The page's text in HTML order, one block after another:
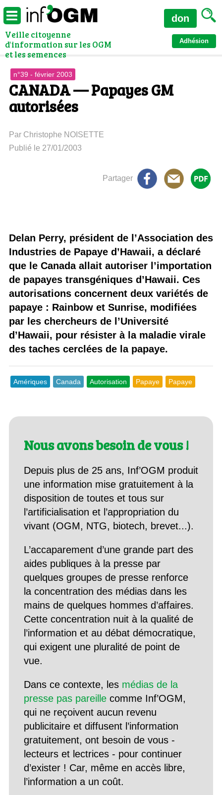
Veille citoyenne
d'information sur les OGM
et les semences
Adhésion
don
n°39 - février 2003
CANADA — Papayes GM
autorisées
Par Christophe NOISETTE
Publié le 27/01/2003
Partager
Delan Perry, président de l’Association des
Industries de Papaye d’Hawaii, a déclaré
que le Canada allait autoriser l’importation
de papayes transgéniques d’Hawaii. Ces
autorisations concernent deux variétés de
papaye : Rainbow et Sunrise, modifiées
par les chercheurs de l’Université
d’Hawaii, pour résister à la maladie virale
des taches cerclées de la papaye.
Amériques Canada Autorisation Papaye Papaye
Nous avons besoin de vous !
Depuis plus de 25 ans, Inf’OGM produit
une information mise gratuitement à la
disposition de toutes et tous sur
l’artificialisation et l’appropriation du
vivant (OGM, NTG, biotech, brevet...).
L’accaparement d’une grande part des
aides publiques à la presse par
quelques groupes de presse renforce
la concentration des médias dans les
mains de quelques hommes d’affaires.
Cette concentration nuit à la qualité de
l’information et au débat démocratique,
qui exigent une pluralité de point de
vue.
Dans ce contexte, les médias de la
presse pas pareillecomme Inf’OGM,
qui ne reçoivent aucun revenu
publicitaire et diffusent l’information
gratuitement, ont besoin de vous -
lecteurs et lectrices - pour continuer
d’exister ! Car, même en accès libre,
l’information a un coût.